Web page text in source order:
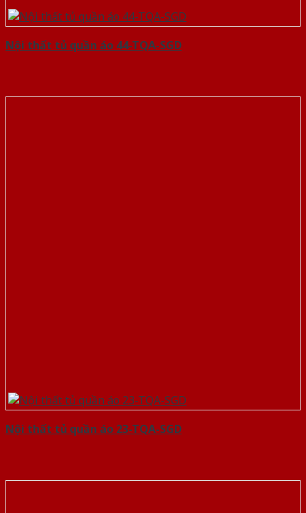
Nội thất tủ quần áo 44-TQA-SGD
Nội thất tủ quần áo 23-TQA-SGD